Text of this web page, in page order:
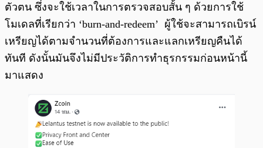
ตัวตน ซึ่งจะใช้เวลาในการตรวจสอบสั้น ๆ ด้วยการใช้
โมเดลที่เรียกว่า ‘burn-and-redeem’ ผู้ใช้จะสามารถเบิรน์
เหรียญได้ตามจำนวนที่ต้องการและแลกเหรียญคืนได้
ทันที ดังนั้นมันจึงไม่มีประวัติการทำธุรกรรมก่อนหน้านี้
มาแสดง